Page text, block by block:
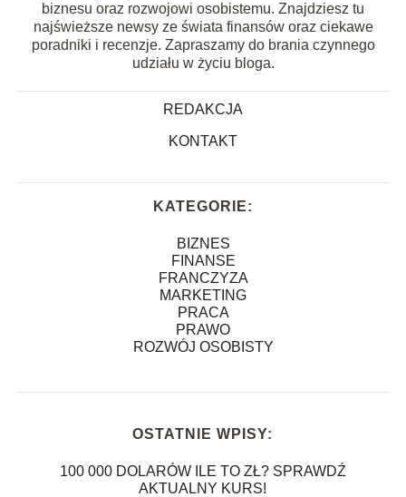
biznesu oraz rozwojowi osobistemu. Znajdziesz tu
najświeższe newsy ze świata finansów oraz ciekawe
poradniki i recenzje. Zapraszamy do brania czynnego
udziału w życiu bloga.
REDAKCJA
KONTAKT
KATEGORIE:
BIZNES
FINANSE
FRANCZYZA
MARKETING
PRACA
PRAWO
ROZWÓJ OSOBISTY
OSTATNIE WPISY:
100 000 DOLARÓW ILE TO ZŁ? SPRAWDŹ
AKTUALNY KURS!